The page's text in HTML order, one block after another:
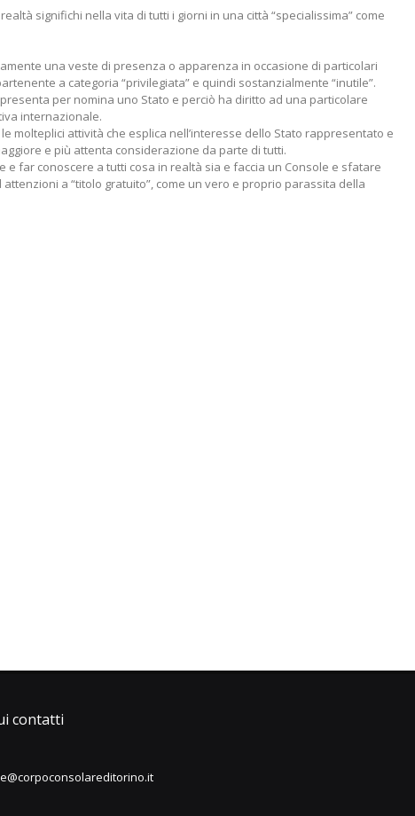
significhi nella vita di tutti i giorni in una città “specialissima” come
una veste di presenza o apparenza in occasione di particolari
a categoria “privilegiata” e quindi sostanzialmente “inutile”.
per nomina uno Stato e perciò ha diritto ad una particolare
internazionale.
molteplici attività che esplica nell’interesse dello Stato rappresentato e
e più attenta considerazione da parte di tutti.
far conoscere a tutti cosa in realtà sia e faccia un Console e sfatare
a “titolo gratuito”, come un vero e proprio parassita della
contatti